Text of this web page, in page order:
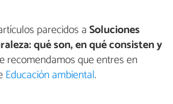
parecidos aSoluciones
qué son, en qué consisten y
recomendamos que entres en
Educación ambiental.